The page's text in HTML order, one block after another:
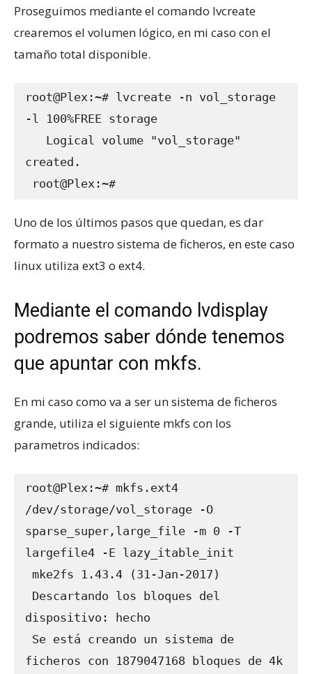
Proseguimos mediante el comando lvcreate
crearemos el volumen lógico, en mi caso con el
tamaño total disponible.
root@Plex:~# lvcreate -n vol_storage
-l 100%FREE storage
created.
root@Plex:~#
Uno de los últimos pasos que quedan, es dar
formato a nuestro sistema de ficheros, en este caso
linux utiliza ext3 o ext4.
Mediante el comando lvdisplay
podremos saber dónde tenemos
que apuntar con mkfs.
En mi caso como va a ser un sistema de ficheros
grande, utiliza el siguiente mkfs con los
parametros indicados:
root@Plex:~# mkfs.ext4
/dev/storage/vol_storage -O
sparse_super,large_file -m 0 -T
largefile4 -E lazy_itable_init
dispositivo: hecho
ficheros con 1879047168 bloques de 4k